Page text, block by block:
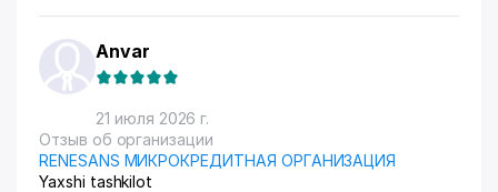
Anvar
21 июля 2026 г.
Отзыв об организации
RENESANS МИКРОКРЕДИТНАЯ ОРГАНИЗАЦИЯ
Yaxshi tashkilot